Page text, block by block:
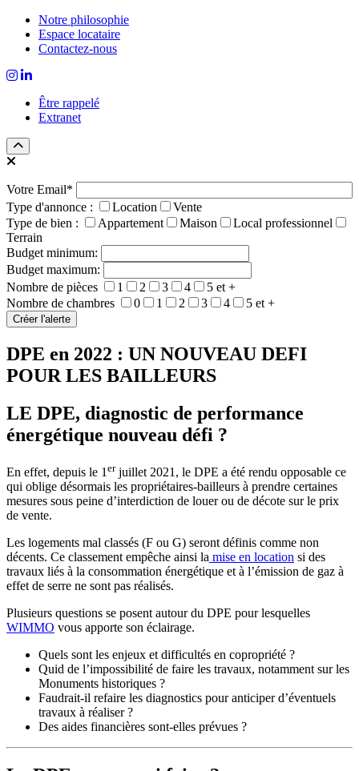
Notre philosophie
Espace locataire
Contactez-nous
Être rappelé
Extranet
Votre Email*
Type d'annonce :
Location
Vente
Type de bien :
Appartement Maison
Local professionnel
Terrain
Budget minimum:
Budget maximum:
Nombre de pièces
1 2 3 4
5 et +
Nombre de chambres
0 1 2 3 4 5 et +
DPE en 2022 : UN NOUVEAU DEFI
POUR LES BAILLEURS
LE DPE, diagnostic de performance
énergétique nouveau défi ?
En effet, depuis le 1 erjuillet 2021, le DPE a été rendu opposable ce
qui oblige désormais les propriétaires-bailleurs à prendre certaines
mesures sous peine d’interdiction de louer ou de décote sur le prix
de vente.
Les logements mal classés (F ou G) seront définis comme non
décents. Ce classement empêche ainsi la mise en location si des
travaux liés à la consommation énergétique et à l’émission de gaz à
effet de serre ne sont pas réalisés.
Plusieurs questions se posent autour du DPE pour lesquelles
WIMMO vous apporte son éclairage.
Quels sont les enjeux et difficultés en copropriété ?
Quid de l’impossibilité de faire les travaux, notamment sur les
Monuments historiques ?
Faudrait-il refaire les diagnostics pour anticiper d’éventuels
travaux à réaliser ?
Des aides financières sont-elles prévues ?